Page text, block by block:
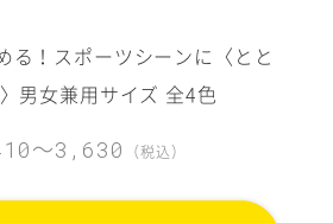
る！スポーツシーンに〈とと
男女兼用サイズ 全4色
～3,630 （税込）